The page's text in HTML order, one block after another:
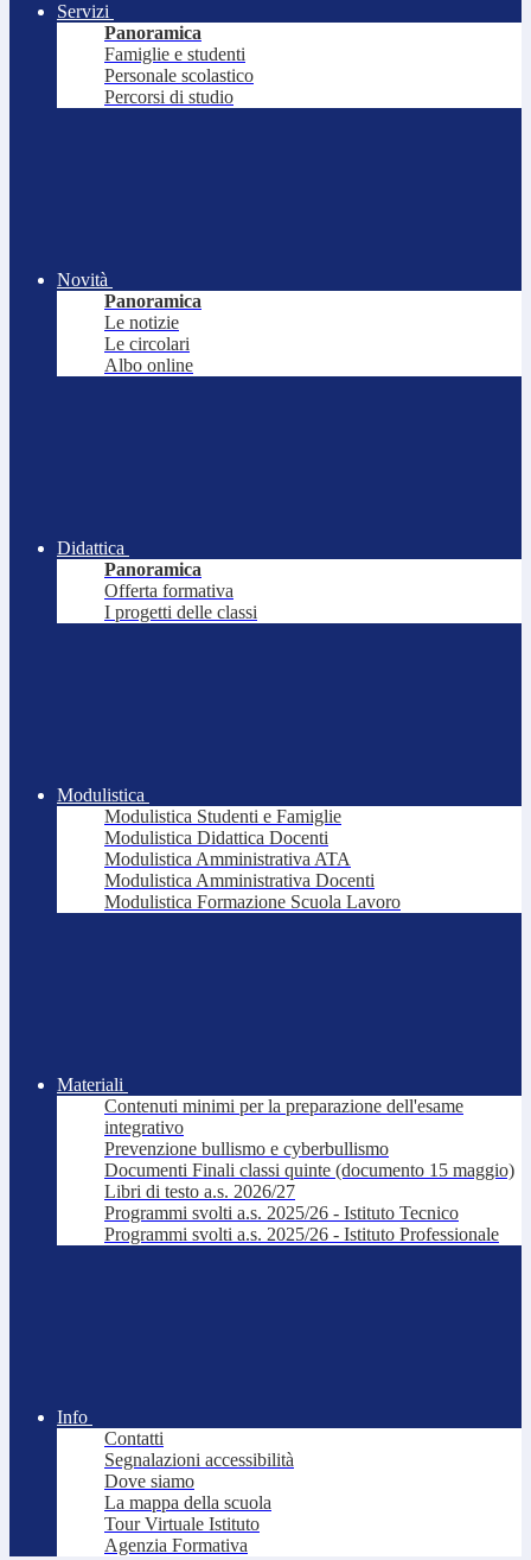
Servizi
Panoramica
Famiglie e studenti
Personale scolastico
Percorsi di studio
Novità
Panoramica
Le notizie
Le circolari
Albo online
Didattica
Panoramica
Offerta formativa
I progetti delle classi
Modulistica
Modulistica Studenti e Famiglie
Modulistica Didattica Docenti
Modulistica Amministrativa ATA
Modulistica Amministrativa Docenti
Modulistica Formazione Scuola Lavoro
Materiali
Contenuti minimi per la preparazione dell'esame
integrativo
Prevenzione bullismo e cyberbullismo
Documenti Finali classi quinte (documento 15 maggio)
Libri di testo a.s. 2026/27
Programmi svolti a.s. 2025/26 - Istituto Tecnico
Programmi svolti a.s. 2025/26 - Istituto Professionale
Info
Contatti
Segnalazioni accessibilità
Dove siamo
La mappa della scuola
Tour Virtuale Istituto
Agenzia Formativa